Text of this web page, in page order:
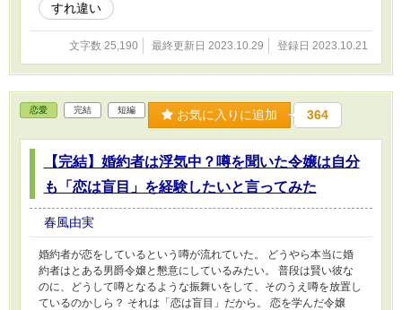
すれ違い
文字数 25,190 最終更新日 2023.10.29 登録日 2023.10.21
恋愛 完結 短編 お気に入りに追加 364
【完結】婚約者は浮気中？噂を聞いた令嬢は自分
も「恋は盲目」を経験したいと言ってみた
春風由実
婚約者が恋をしているという噂が流れていた。 どうやら本当に婚
約者はとある男爵令嬢と懇意にしているみたい。 普段は賢い彼な
のに、どうして噂となるような振舞いをして、そのうえ噂を放置し
ているのかしら？ それは「恋は盲目」だから。 恋を学んだ令嬢